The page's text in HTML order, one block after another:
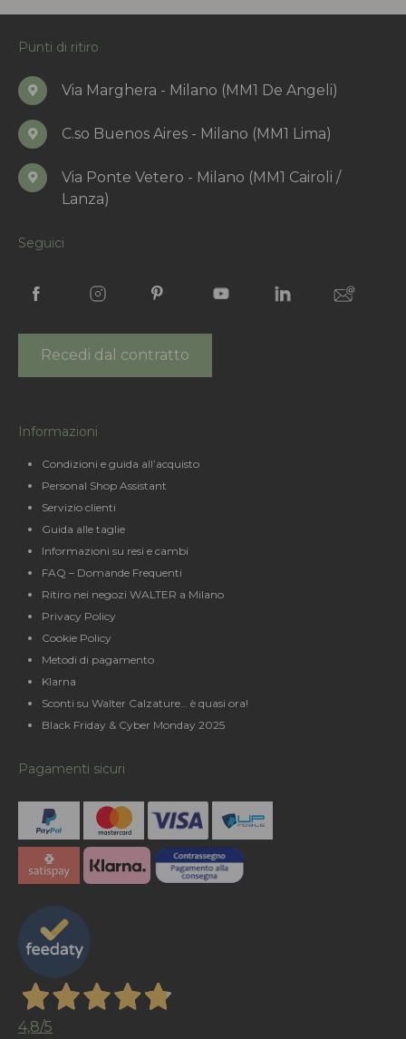
Punti di ritiro
Via Marghera - Milano (MM1 De Angeli)
C.so Buenos Aires - Milano (MM1 Lima)
Via Ponte Vetero - Milano (MM1 Cairoli /
Lanza)
Seguici
Recedi dal contratto
Informazioni
Condizioni e guida all’acquisto
Personal Shop Assistant
Servizio clienti
Guida alle taglie
Informazioni su resi e cambi
FAQ – Domande Frequenti
Ritiro nei negozi WALTER a Milano
Privacy Policy
Cookie Policy
Metodi di pagamento
Klarna
Sconti su Walter Calzature… è quasi ora!
Black Friday & Cyber Monday 2025
Pagamenti sicuri
4,8/5